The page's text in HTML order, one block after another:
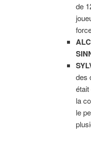
de
des
la
le